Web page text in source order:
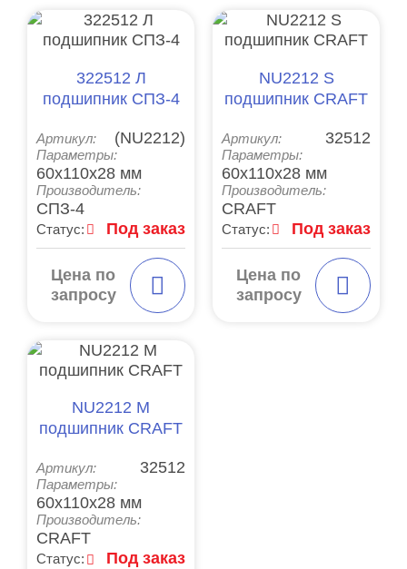
322512 Л
подшипник СПЗ-4
Артикул: (NU2212)
Параметры:
60x110x28 мм
Производитель:
СПЗ-4
Статус: Под заказ
Цена по
запросу
NU2212 S
подшипник CRAFT
Артикул: 32512
Параметры:
60x110x28 мм
Производитель:
CRAFT
Статус: Под заказ
Цена по
запросу
NU2212 M
подшипник CRAFT
Артикул: 32512
Параметры:
60x110x28 мм
Производитель:
CRAFT
Статус: Под заказ